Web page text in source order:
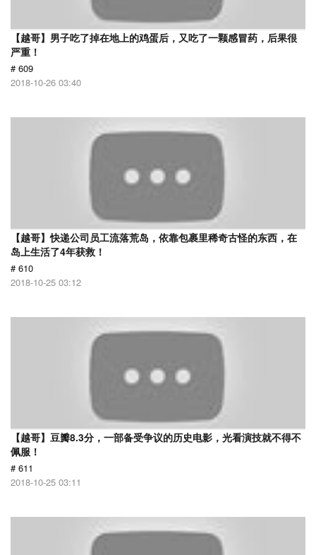
【越哥】男子吃了掉在地上的鸡蛋后，又吃了一颗感冒药，后果很
严重！
# 609
2018-10-26 03:40
【越哥】快递公司员工流落荒岛，依靠包裹里稀奇古怪的东西，在
岛上生活了4年获救！
# 610
2018-10-25 03:12
【越哥】豆瓣8.3分，一部备受争议的历史电影，光看演技就不得不
佩服！
# 611
2018-10-25 03:11